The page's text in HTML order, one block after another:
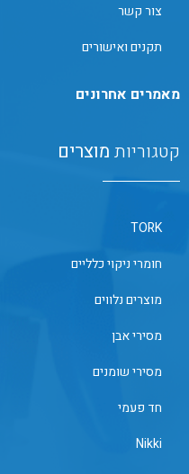
צור קשר
תקנים ואישורים
מאמרים אחרונים
קטגוריות מוצרים
TORK
חומרי ניקוי כלליים
מוצרים נלווים
מסירי אבן
מסירי שומנים
חד פעמי
Nikki